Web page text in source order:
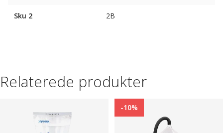
Sku 2 2B
Relaterede produkter
-10%